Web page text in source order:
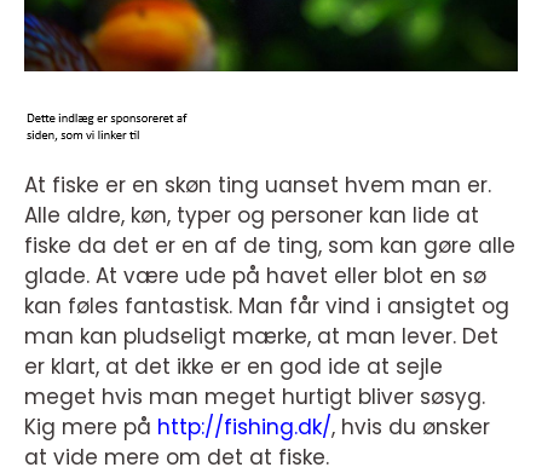
At fiske er en skøn ting uanset hvem man er.
Alle aldre, køn, typer og personer kan lide at
fiske da det er en af de ting, som kan gøre alle
glade. At være ude på havet eller blot en sø
kan føles fantastisk. Man får vind i ansigtet og
man kan pludseligt mærke, at man lever. Det
er klart, at det ikke er en god ide at sejle
meget hvis man meget hurtigt bliver søsyg.
Kig mere på http://fishing.dk/, hvis du ønsker
at vide mere om det at fiske.